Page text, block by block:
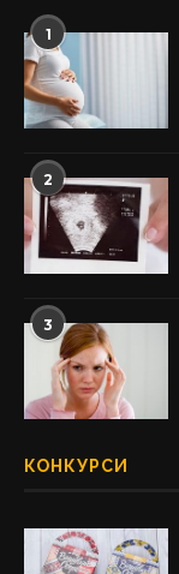
1
2
3
КОНКУРСИ